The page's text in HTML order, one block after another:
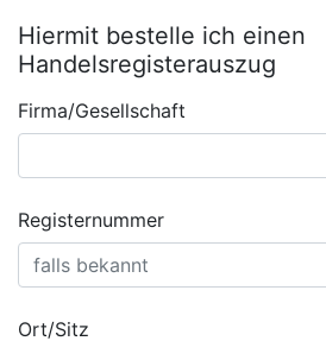
Hiermit bestelle ich einen
Handelsregisterauszug
Firma/Gesellschaft
Registernummer
Ort/Sitz